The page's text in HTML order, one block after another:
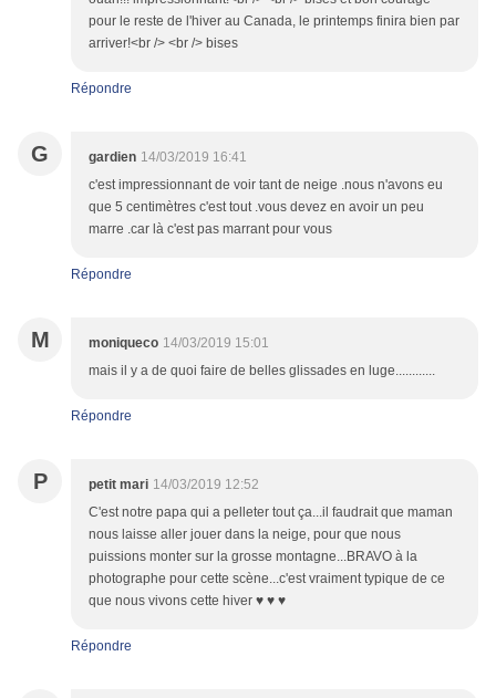
pour le reste de l'hiver au Canada, le printemps finira bien par
arriver!<br /> <br /> bises
Répondre
G gardien 14/03/2019 16:41
c'est impressionnant de voir tant de neige .nous n'avons eu
que 5 centimètres c'est tout .vous devez en avoir un peu
marre .car là c'est pas marrant pour vous
Répondre
M moniqueco 14/03/2019 15:01
mais il y a de quoi faire de belles glissades en luge............
Répondre
P petit mari 14/03/2019 12:52
C'est notre papa qui a pelleter tout ça...il faudrait que maman
nous laisse aller jouer dans la neige, pour que nous
puissions monter sur la grosse montagne...BRAVO à la
photographe pour cette scène...c'est vraiment typique de ce
que nous vivons cette hiver ♥ ♥ ♥
Répondre